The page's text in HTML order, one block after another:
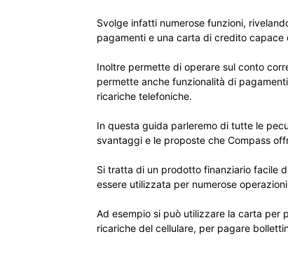
Svolge infatti numerose funzioni,
pagamenti e una carta di credito capace
Inoltre permette di operare sul conto
permette anche funzionalità di
ricariche telefoniche.
In questa guida parleremo di tutte le
svantaggi e le proposte che Compass
Si tratta di un prodotto finanziario facile
essere utilizzata per numerose
Ad esempio si può utilizzare la carta per
ricariche del cellulare, per pagare